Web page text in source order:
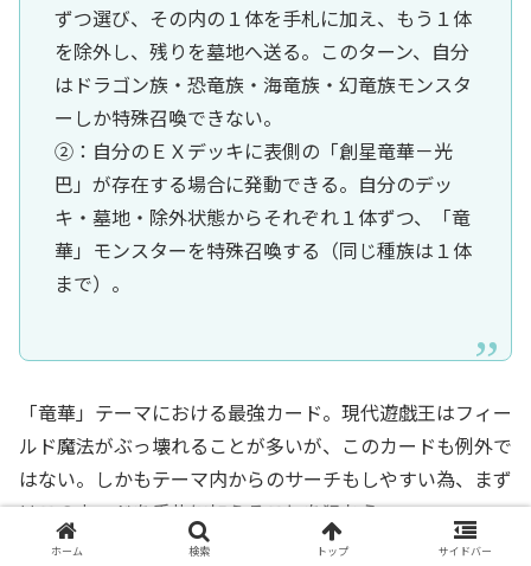
ずつ選び、その内の１体を手札に加え、もう１体
を除外し、残りを墓地へ送る。このターン、自分
はドラゴン族・恐竜族・海竜族・幻竜族モンスタ
ーしか特殊召喚できない。
②：自分のＥＸデッキに表側の「創星竜華－光
巴」が存在する場合に発動できる。自分のデッ
キ・墓地・除外状態からそれぞれ１体ずつ、「竜
華」モンスターを特殊召喚する（同じ種族は１体
まで）。
「竜華」テーマにおける最強カード。現代遊戯王はフィー
ルド魔法がぶっ壊れることが多いが、このカードも例外で
はない。しかもテーマ内からのサーチもしやすい為、まず
はこのカードを手札に加えることを狙おう。
ホーム 検索 トップ サイドバー